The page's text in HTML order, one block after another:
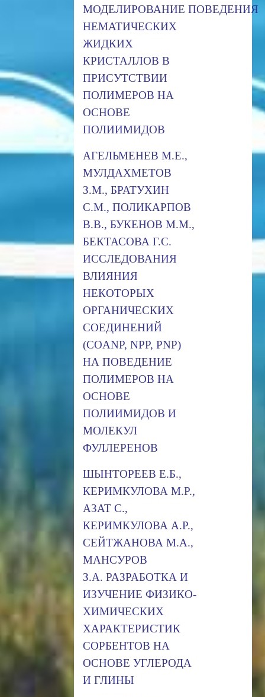
МОДЕЛИРОВАНИЕ ПОВЕДЕНИЯ
НЕМАТИЧЕСКИХ
ЖИДКИХ
КРИСТАЛЛОВ В
ПРИСУТСТВИИ
ПОЛИМЕРОВ НА
ОСНОВЕ
ПОЛИИМИДОВ
АГЕЛЬМЕНЕВ М.Е.,
МУЛДАХМЕТОВ
З.М., БРАТУХИН
С.М., ПОЛИКАРПОВ
В.В., БУКЕНОВ М.М.,
БЕКТАСОВА Г.С.
ИССЛЕДОВАНИЯ
ВЛИЯНИЯ
НЕКОТОРЫХ
ОРГАНИЧЕСКИХ
СОЕДИНЕНИЙ
(COANP, NPP, PNP)
НА ПОВЕДЕНИЕ
ПОЛИМЕРОВ НА
ОСНОВЕ
ПОЛИИМИДОВ И
МОЛЕКУЛ
ФУЛЛЕРЕНОВ
ШЫНТОРЕЕВ Е.Б.,
КЕРИМКУЛОВА М.Р.,
АЗАТ С.,
КЕРИМКУЛОВА А.Р.,
СЕЙТЖАНОВА М.А.,
МАНСУРОВ
З.А. РАЗРАБОТКА И
ИЗУЧЕНИЕ ФИЗИКО-
ХИМИЧЕСКИХ
ХАРАКТЕРИСТИК
СОРБЕНТОВ НА
ОСНОВЕ УГЛЕРОДА
И ГЛИНЫ